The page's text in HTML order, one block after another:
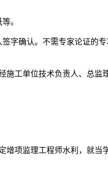
。
字确认。不需专家论证的专
施工单位技术负责人、总监
增项监理工程师水利，就当